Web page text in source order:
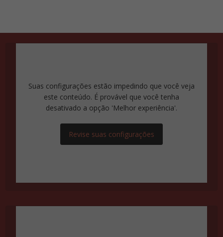
Suas configurações estão impedindo que você veja
este conteúdo. É provável que você tenha
desativado a opção 'Melhor experiência'.
Revise suas configurações